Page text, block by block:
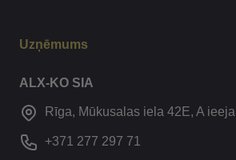
Uzņēmums
ALX-KO SIA
Rīga, Mūkusalas iela 42E, A ieeja
+371 277 297 71